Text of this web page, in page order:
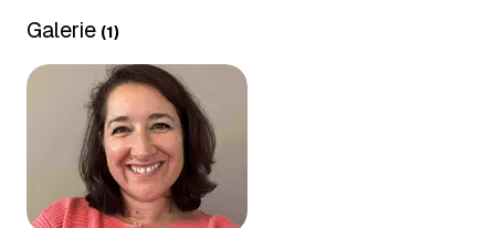
Villeneuve
Galerie (1)